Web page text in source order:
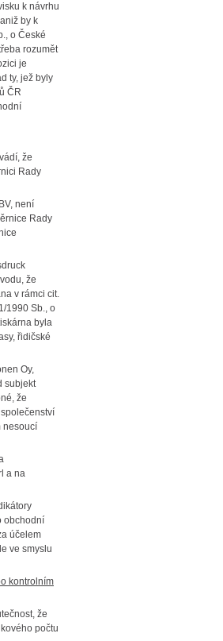
k návrhu
by k
o České
rozumět
je
ty, jež byly
ČR
že
Rady
není
Rady
že
v rámci cit.
1990 Sb., o
byla
řidičské
Oy,
subjekt
že
nesoucí
a na
obchodní
účelem
ve smyslu
kontrolním
že
počtu